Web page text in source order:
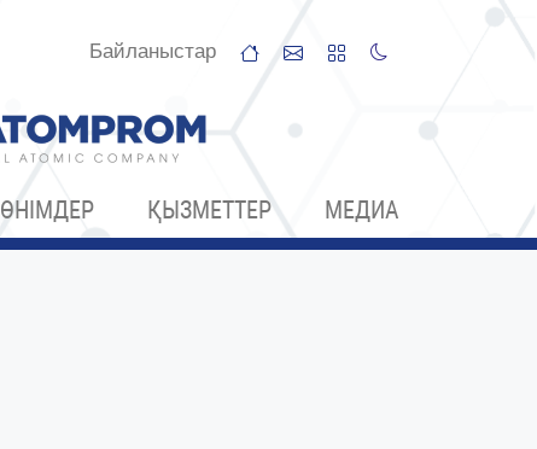
Байланыстар
ӨНІМДЕР ҚЫЗМЕТТЕР МЕДИА